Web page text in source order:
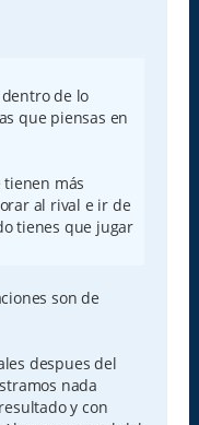
de lo
que piensas en
tienen más
al rival e ir de
tienes que jugar
son de
despues del
nada
y con